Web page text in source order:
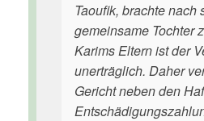
Taoufik, brachte nach
gemeinsame Tochter
Karims Eltern ist der
unerträglich. Daher
Gericht neben den